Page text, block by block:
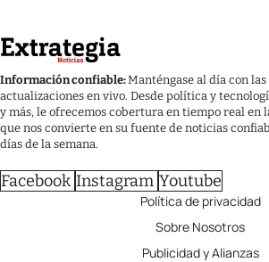
Información confiable:Manténgase al día con
actualizaciones en vivo. Desde política y
y más, le ofrecemos cobertura en tiempo real en
que nos convierte en su fuente de noticias
días de la semana.
Facebook Instagram Youtube
Política de privacidad
Sobre Nosotros
Publicidad y Alianzas